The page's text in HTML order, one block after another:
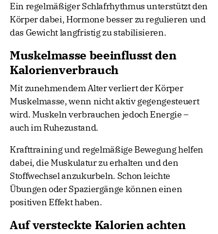
Ein regelmäßiger Schlafrhythmus unterstützt den
Körper dabei, Hormone besser zu regulieren und
das Gewicht langfristig zu stabilisieren.
Muskelmasse beeinflusst den
Kalorienverbrauch
Mit zunehmendem Alter verliert der Körper
Muskelmasse, wenn nicht aktiv gegengesteuert
wird. Muskeln verbrauchen jedoch Energie –
auch im Ruhezustand.
Krafttraining und regelmäßige Bewegung helfen
dabei, die Muskulatur zu erhalten und den
Stoffwechsel anzukurbeln. Schon leichte
Übungen oder Spaziergänge können einen
positiven Effekt haben.
Auf versteckte Kalorien achten